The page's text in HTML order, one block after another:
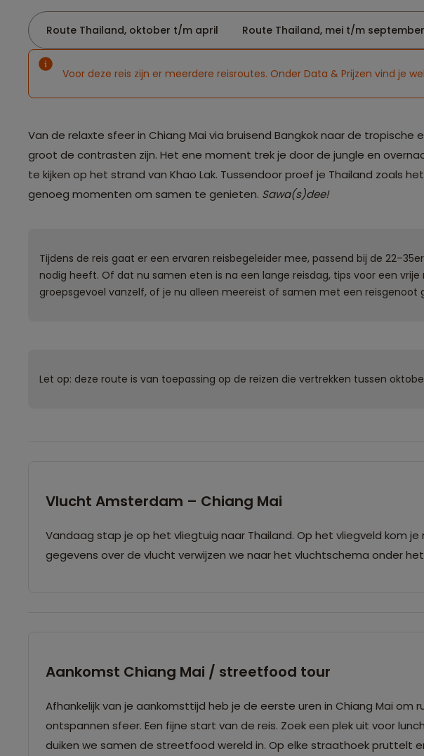
Route Thailand, oktober t/m april Route Thailand, mei t/m september
Voor deze reis zijn er meerdere reisroutes. Onder Data & Prijzen vind je
Van de relaxte sfeer in Chiang Mai via bruisend Bangkok naar de
groot de contrasten zijn. Het ene moment trek je door de jungle en
te kijken op het strand van Khao Lak. Tussendoor proef je Thailand zoals
genoeg momenten om samen te genieten. Sawa(s)dee!
Tijdens de reis gaat er een ervaren reisbegeleider mee, passend bij de
nodig heeft. Of dat nu samen eten is na een lange reisdag, tips voor een
groepsgevoel vanzelf, of je nu alleen meereist of samen met een reisgenoot
Let op: deze route is van toepassing op de reizen die vertrekken tussen
Vlucht Amsterdam – Chiang Mai
Vandaag stap je op het vliegtuig naar Thailand. Op het vliegveld kom
gegevens over de vlucht verwijzen we naar het vluchtschema onder het
Aankomst Chiang Mai / streetfood tour
Afhankelijk van je aankomsttijd heb je de eerste uren in Chiang Mai
ontspannen sfeer. Een fijne start van de reis. Zoek een plek uit voor
duiken we samen de streetfood wereld in. Op elke straathoek pruttelt